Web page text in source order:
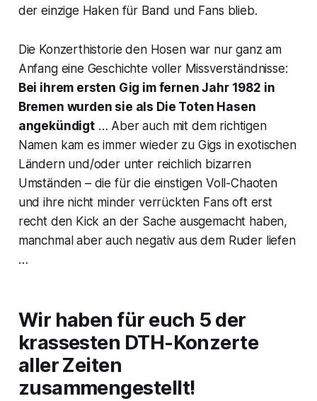
der einzige Haken für Band und Fans blieb.
Die Konzerthistorie den Hosen war nur ganz am
Anfang eine Geschichte voller Missverständnisse:
Bei ihrem ersten Gig im fernen Jahr 1982 in
Bremen wurden sie als Die Toten Hasen
angekündigt… Aber auch mit dem richtigen
Namen kam es immer wieder zu Gigs in exotischen
Ländern und/oder unter reichlich bizarren
Umständen – die für die einstigen Voll-Chaoten
und ihre nicht minder verrückten Fans oft erst
recht den Kick an der Sache ausgemacht haben,
manchmal aber auch negativ aus dem Ruder liefen
…
Wir haben für euch 5 der
krassesten DTH-Konzerte
aller Zeiten
zusammengestellt!